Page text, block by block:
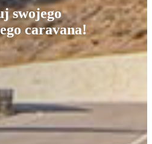
swojego
caravana!